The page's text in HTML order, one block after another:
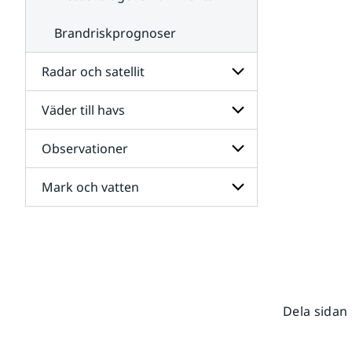
Brandriskprognoser
Radar och satellit
Undersidor
för
Radar
och
satellit
Väder till havs
Undersidor
för
Väder
till
havs
Observationer
Undersidor
för
Mark och vatten
Dela sidan